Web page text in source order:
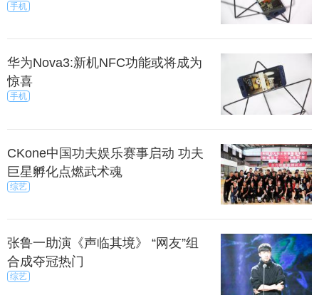
手机
华为Nova3:新机NFC功能或将成为
惊喜
手机
CKone中国功夫娱乐赛事启动 功夫
巨星孵化点燃武术魂
综艺
张鲁一助演《声临其境》 “网友”组
合成夺冠热门
综艺